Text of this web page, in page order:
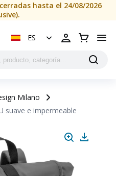
hasta el 24/08/2026
ES
Milano
suave e impermeable